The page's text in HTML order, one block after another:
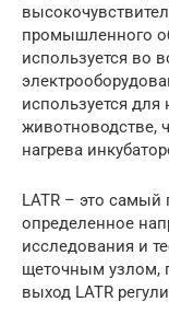
промышленного
используется во
используется
животноводстве,
нагрева
LATR – это самый
определенное
исследования и
щеточным узлом,
выход LATR